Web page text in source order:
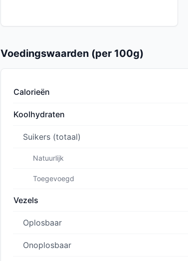
Voedingswaarden (per 100g)
Calorieën
Koolhydraten
Suikers (totaal)
Natuurlijk
Toegevoegd
Vezels
Oplosbaar
Onoplosbaar